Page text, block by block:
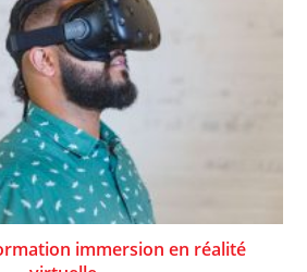
immersion en réalité